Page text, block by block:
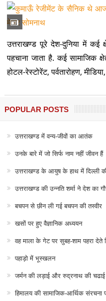
उत्तराखण्ड पूरे देश-दुनिया में कई
पहचाना जाता है. कई सामाजिक
होटल-रेस्टोरेंट, पर्वतारोहण,
POPULAR POSTS
उत्तराखण्ड में वन्य-जीवों का आतंक
उनके बारे में जो सिर्फ नाम नहीं जीवन हैं
उत्तराखण्ड के आयुष के हाथ में दिल्ली
उत्तराखण्ड की उन्नति शर्मा ने देश का
बचपन से छीन ली गई बचपन की तस्वीर
खसों पर हुए वैज्ञानिक अध्ययन
वह माला के गेट पर सुबह-शाम पहरा देते
पहाड़ो में भूस्खलन
जर्मन की लड़ाई और रुद्रनाथ की चढाई
हिमालय की सामाजिक-आर्थिक संरचना